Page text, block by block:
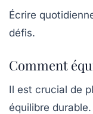
Écrire
défis.
Comment
Il est crucial de
équilibre durable.